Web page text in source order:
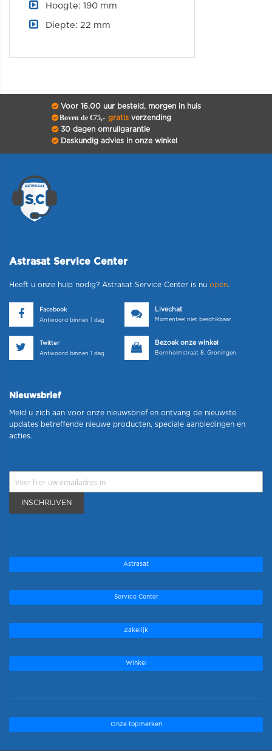
Hoogte: 190 mm
Diepte: 22 mm
Voor 16.00 uur besteld, morgen in huis
Boven de €75,- gratisverzending
30 dagen omruilgarantie
Deskundig advies in onze winkel
Astrasat Service Center
Heeft u onze hulp nodig? Astrasat Service Center is nu open.
Facebook
Antwoord binnen 1 dag
Livechat
Momenteel niet beschikbaar
Twitter
Antwoord binnen 1 dag
Bezoek onze winkel
Bornholmstraat 8, Groningen
Nieuwsbrief
Meld u zich aan voor onze nieuwsbrief en ontvang de nieuwste
updates betreffende nieuwe producten, speciale aanbiedingen en
acties.
INSCHRIJVEN
Astrasat
Service Center
Zakelijk
Winkel
Onze topmerken